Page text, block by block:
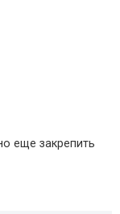
еще закрепить